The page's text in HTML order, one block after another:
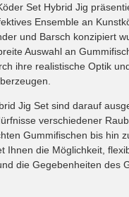
Set Hybrid Jig
Ensemble an
und Barsch konzipiert
Auswahl an
ihre realistische Optik
Jig Set sind darauf
verschiedener
Gummifischen bis hin
Ihnen die Möglichkeit,
die Gegebenheiten des